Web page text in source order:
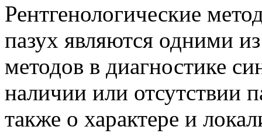
Рентгенологические
пазух являются одними
методов в диагностике
наличии или отсутствии
также о характере и